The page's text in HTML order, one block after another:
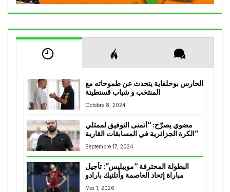
الحارس بوحلفاية يتحدث عن طموحاته مع
المنتخب و شباب قسنطينة
Octobre 8, 2024
مضوي يصرّح: “أتمنى التوفيق لممثلي
الكرة الجزائرية في المسابقات القارية”
Septembre 17, 2024
البطولة المحترفة “موبيليس”: تأجيل
مباراة إتحاد العاصمة وأتلتيك بارادو
Mai 1, 2026